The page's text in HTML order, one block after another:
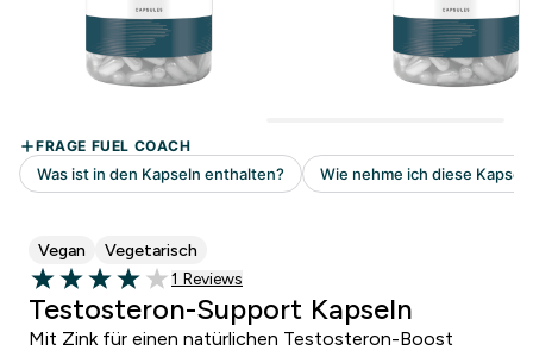
Vegan Vegetarisch
4 out of 5 stars
1 customer reviews
1 Reviews
Testosteron-Support Kapseln
Mit Zink für einen natürlichen Testosteron-Boost